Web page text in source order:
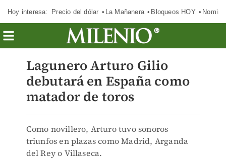
Hoy interesa: Precio del dólar La Mañanera Bloqueos HOY
Lagunero Arturo Gilio
debutará en España como
matador de toros
Como novillero, Arturo tuvo sonoros
triunfos en plazas como Madrid, Arganda
del Rey o Villaseca.